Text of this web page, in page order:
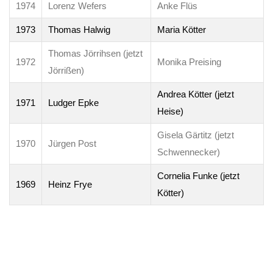
1974 Lorenz Wefers Anke Flüs
1973 Thomas Halwig Maria Kötter
1972
Thomas Jörrihsen (jetzt
Jörrißen)
Monika Preising
1971 Ludger Epke
Andrea Kötter (jetzt
Heise)
1970 Jürgen Post
Gisela Gärtitz (jetzt
Schwennecker)
1969 Heinz Frye
Cornelia Funke (jetzt
Kötter)